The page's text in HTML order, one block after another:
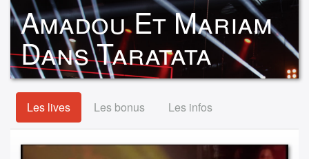
Amadou Et Mariam
Dans Taratata
Les lives Les bonus Les infos